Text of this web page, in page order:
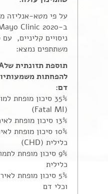
על פי מטא-אנליזה
משתתפים נמצא:
תוספת תזונתית של
להפחתות
דם:
35% סיכון
(Fatal MI)
13% סיכון מופחת לאירועי אוטם
10% סיכון מופחת
כלילית (CHD)
9% סיכון מופחת
כלילית
5% סיכון מופחת
וכלי דם